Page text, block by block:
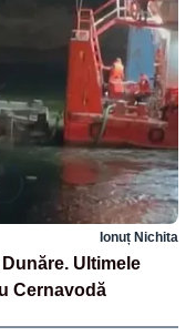
Ionuț Nichita
Ultimele
Cernavodă